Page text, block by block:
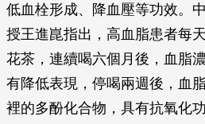
低血栓形成、降血壓等功效。
授王進崑指出，高血脂患者每
花茶，連續喝六個月後，血脂
有降低表現，停喝兩週後，血
裡的多酚化合物，具有抗氧化